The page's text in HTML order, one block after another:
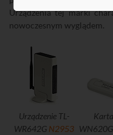
Urządzenia tej marki
nowoczesnym wyglądem.
Urządzenie TL-
WR642G N2953 WN620G